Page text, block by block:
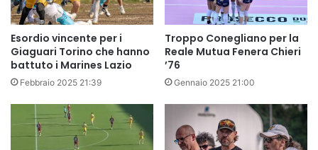
Esordio vincente per i
Giaguari Torino che hanno
battuto i Marines Lazio
Febbraio 2025 21:39
Troppo Conegliano per la
Reale Mutua Fenera Chieri
’76
Gennaio 2025 21:00